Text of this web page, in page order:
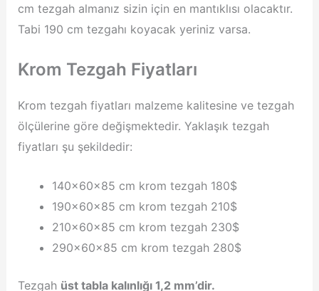
cm tezgah almanız sizin için en mantıklısı olacaktır.
Tabi 190 cm tezgahı koyacak yeriniz varsa.
Krom Tezgah Fiyatları
Krom tezgah fiyatları malzeme kalitesine ve tezgah
ölçülerine göre değişmektedir. Yaklaşık tezgah
fiyatları şu şekildedir:
140x60x85 cm krom tezgah 180$
190x60x85 cm krom tezgah 210$
210x60x85 cm krom tezgah 230$
290x60x85 cm krom tezgah 280$
Tezgah üst tabla kalınlığı 1,2 mm’dir.